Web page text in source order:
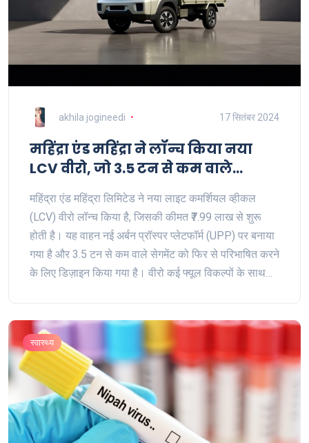
akhila jogineedi 17 सितंबर 2024
महिंद्रा एंड महिंद्रा ने लॉन्च किया नया
LCV वीरो, जो 3.5 टन से कम वाले
महिंद्रा एंड महिंद्रा लिमिटेड ने नया लाइट कमर्शियल व्हीकल
(LCV) वीरो लॉन्च किया है, जिसकी कीमत ₹7.99 लाख से शुरू
होती है। यह वाहन नई अर्बन प्रॉस्पर प्लेटफॉर्म (UPP) पर बनाया
गया है और 3.5 टन से कम वाले सेगमेंट को फिर से परिभाषित करने
के लिए डिज़ाइन किया गया है। वीरो कई फ्यूल विकल्पों के साथ
स्वास्थ्य